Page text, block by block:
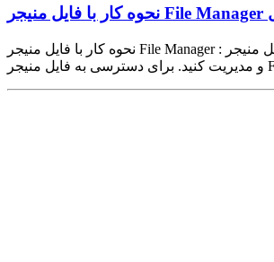
نحوه کار با فایل منیجر File Manager : فایل منیجر File Manager ابزاری جهت مدیریت فایل های درون هاست شماست و با استفاده از آن می توانید فایل های سایت خود را بر روی آن قرار داده و آن ها را ویرایش